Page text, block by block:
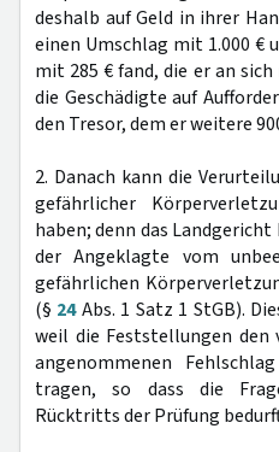
deshalb auf Geld in ihrer
einen Umschlag mit 1.000 €
mit 285 € fand, die er an
die Geschädigte auf
den Tresor, dem er weitere
2. Danach kann die
gefährlicher
haben; denn das
der Angeklagte vom
gefährlichen
(§ 24Abs. 1 Satz 1 StGB).
weil die Feststellungen den
angenommenen
tragen, so dass die
Rücktritts der Prüfung